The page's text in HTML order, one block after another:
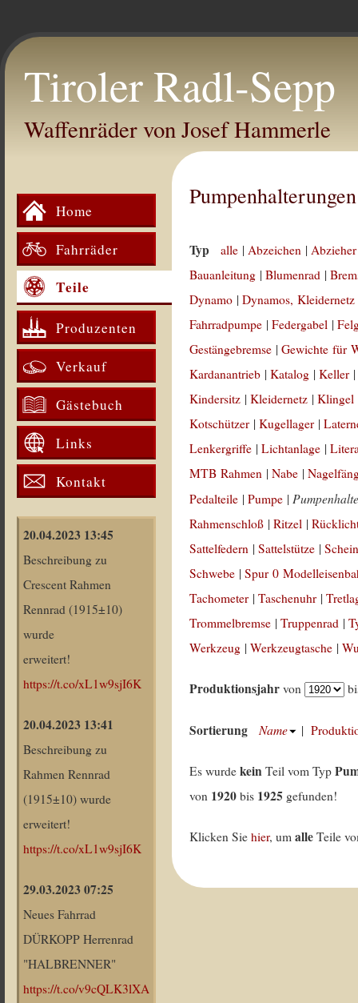
Tiroler Radl-Sepp
Waffenräder von Josef Hammerle
Home
Fahrräder
Teile
Produzenten
Verkauf
Gästebuch
Links
Kontakt
20.04.2023 13:45
Beschreibung zu
Crescent Rahmen
Rennrad (1915±10)
wurde
erweitert!
https://t.co/xL1w9sjI6K
20.04.2023 13:41
Beschreibung zu
Rahmen Rennrad
(1915±10) wurde
erweitert!
https://t.co/xL1w9sjI6K
29.03.2023 07:25
Neues Fahrrad
DÜRKOPP Herrenrad
"HALBRENNER"
https://t.co/v9cQLK3lXA
Pumpenhalterungen
Typ alle |Abzeichen |
Bauanleitung |Blumenrad |
Dynamo |Dynamos, Kleidernetz
Fahrradpumpe |Federgabel |
Gestängebremse |Gewichte für
Kardanantrieb |Katalog |Keller
Kindersitz |Kleidernetz |Klingel
Kotschützer |Kugellager |
Lenkergriffe |Lichtanlage |
MTB Rahmen |Nabe |
Pedalteile |Pumpe |
Rahmenschloß |Ritzel |
Sattelfedern |Sattelstütze |
Schwebe |Spur 0
Tachometer |Taschenuhr |
Trommelbremse |Truppenrad |
Werkzeug |Werkzeugtasche |
Produktionsjahr von
Sortierung Name |
Es wurdekein Teil vom Typ
von 1920 bis 1925 gefunden!
Klicken Siehier, umalle Teile